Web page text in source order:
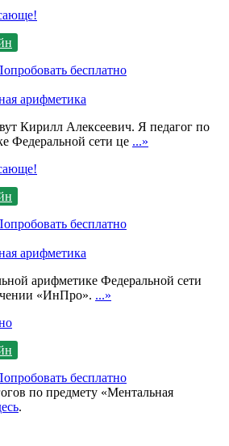
бесплатно
арифметика
Кирилл Алексеевич. Я педагог по
Федеральной сети це ...»
бесплатно
арифметика
арифметике Федеральной сети
«ИнПро». ...»
бесплатно
по предмету «Ментальная
.